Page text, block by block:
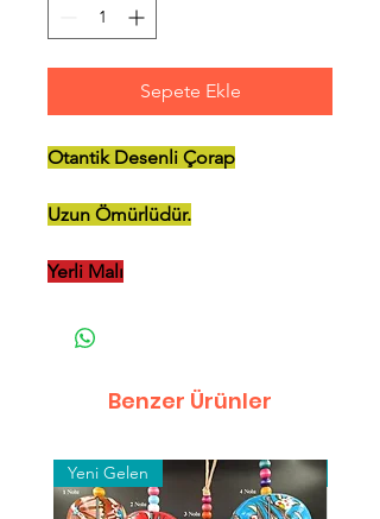
Sepete Ekle
Otantik Desenli Çorap
Uzun Ömürlüdür.
Yerli Malı
Benzer Ürünler
Yeni Gelen